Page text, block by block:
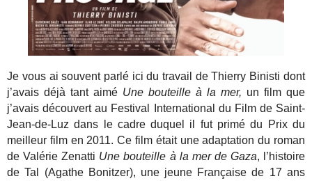
Je vous ai souvent parlé ici du travail de Thierry Binisti dont
j’avais déjà tant aimé Une bouteille à la mer, un film que
j’avais découvert au Festival International du Film de Saint-
Jean-de-Luz dans le cadre duquel il fut primé du Prix du
meilleur film en 2011. Ce film était une adaptation du roman
de Valérie Zenatti Une bouteille à la mer de Gaza, l’histoire
de Tal (Agathe Bonitzer), une jeune Française de 17 ans